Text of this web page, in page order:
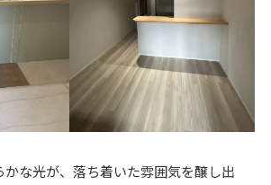
な光が、落ち着いた雰囲気を醸し出